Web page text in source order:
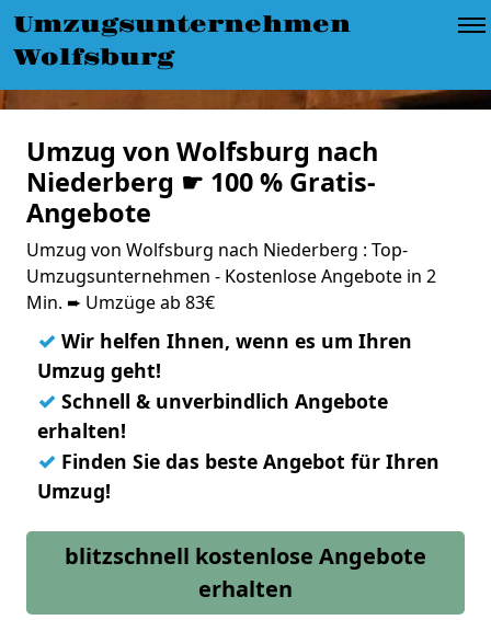
Umzugsunternehmen
Wolfsburg
Umzug von Wolfsburg nach
Niederberg ☛ 100 % Gratis-
Angebote
Umzug von Wolfsburg nach Niederberg : Top-
Umzugsunternehmen - Kostenlose Angebote in 2
Min. ➨ Umzüge ab 83€
✓ Wir helfen Ihnen, wenn es um Ihren
Umzug geht!
✓ Schnell & unverbindlich Angebote
erhalten!
✓ Finden Sie das beste Angebot für Ihren
Umzug!
blitzschnell kostenlose Angebote
erhalten